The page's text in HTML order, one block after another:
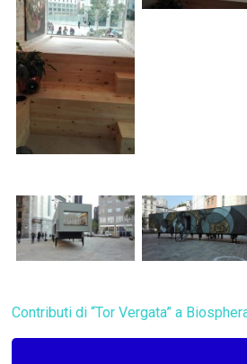
Contributi di “Tor Vergata” a